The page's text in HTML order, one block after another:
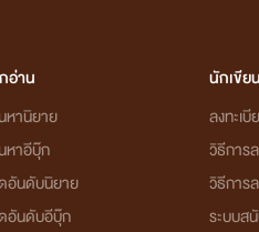
อ่าน
หานิยาย
หาอีบุ๊ก
อันดับนิยาย
อันดับอีบุ๊ก
นักเขียน
ลงทะเ
วิธีการ
วิธีการ
ระบบส